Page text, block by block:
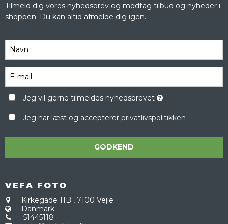
Tilmeld dig vores nyhedsbrev og modtag tilbud og nyheder i
shoppen. Du kan altid afmelde dig igen.
Jeg vil gerne tilmeldes nyhedsbrevet
Jeg har læst og accepterer privatlivspolitikken
GODKEND
VEFA FOTO
Kirkegade 11B , 7100 Vejle
Danmark
51445118